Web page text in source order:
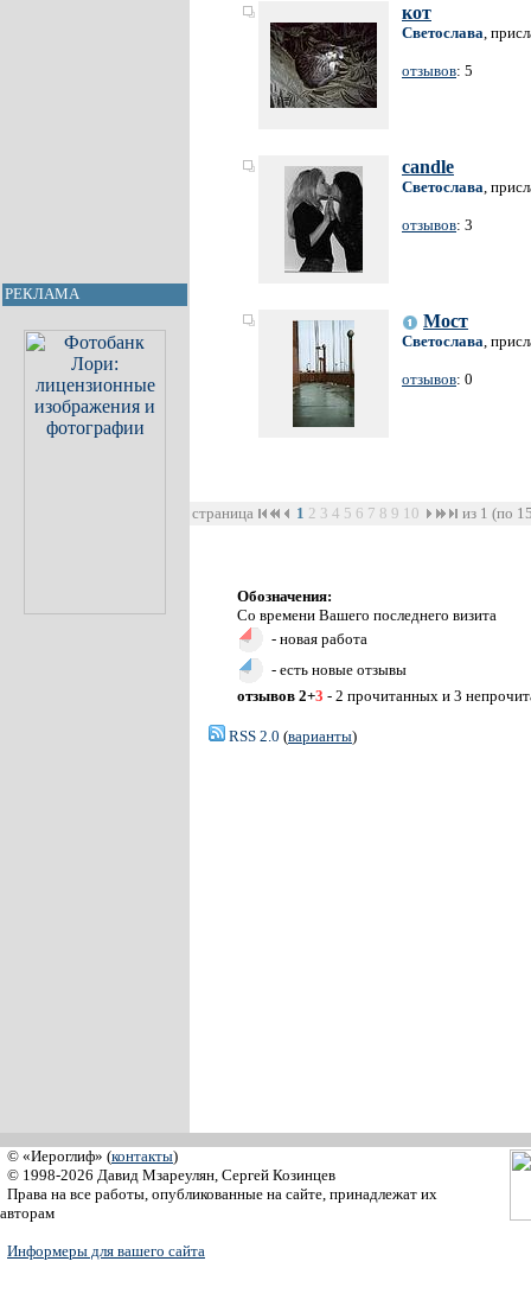
РЕКЛАМА
кот
Светослава,
отзывов: 5
candle
Светослава,
отзывов: 3
Мост
Светослава,
отзывов: 0
страница 1 2 3 4 5 6 7 8 9 10 из 1 (по
Обозначения:
Со времени Вашего последнего визита
- новая работа
- есть новые отзывы
отзывов 2+3 - 2 прочитанных и 3
RSS 2.0 (варианты)
© «Иероглиф» (контакты)
© 1998-2026 Давид Мзареулян, Сергей Козинцев
Права на все работы, опубликованные на сайте, принадлежат их
авторам
Информеры для вашего сайта